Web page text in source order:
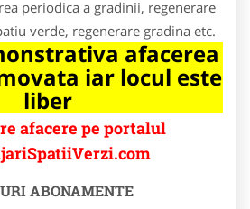
periodica a gradinii, regenerare
verde, regenerare gradina etc.
afacerea
iar locul este
liber
afacere pe portalul
ABONAMENTE